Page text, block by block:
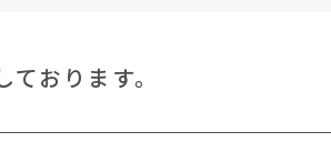
おります。